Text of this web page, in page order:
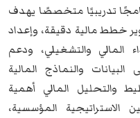
تدريبيًا متخصصًا يهدف
خطط مالية دقيقة، وإعداد
المالي والتشغيلي، ودعم
البيانات والنماذج المالية
والتحليل المالي أهمية
الاستراتيجية المؤسسية،